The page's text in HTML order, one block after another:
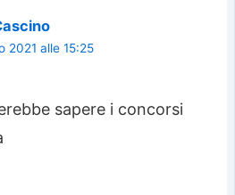
2021 alle 15:25
sapere i concorsi